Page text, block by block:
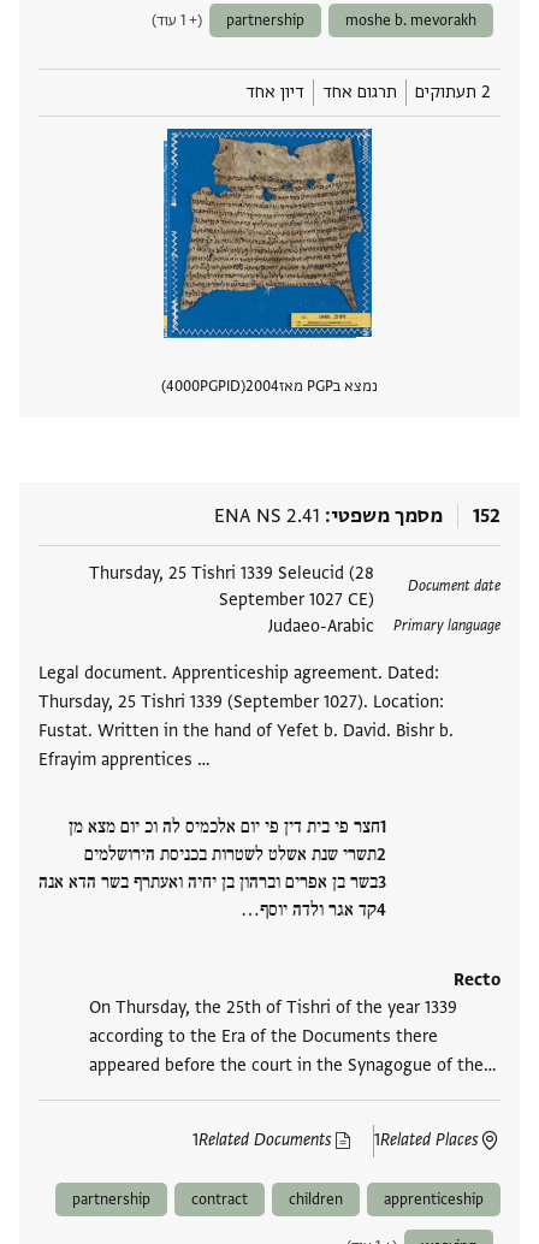
moshe b. mevorakh
partnership (+ 1 עוד)
2 תעתוקים תרגום אחד דיון אחד
נמצא בPGP מאז 2004
PGPID
4000
152 מסמך משפטי ENA NS 2.41
Document date
Thursday, 25 Tishri 1339 Seleucid (28
September 1027 CE)
Primary language
Judaeo-Arabic
Legal document. Apprenticeship agreement. Dated:
Thursday, 25 Tishri 1339 (September 1027). Location:
Fustat. Written in the hand of Yefet b. David. Bishr b.
Efrayim apprentices …
חצר פי בית דין פי יום אלכמיס לה וכ יום מצא מן
תשרי שנת אשלט לשטרות בכניסת הירושלמים
בשר בן אפרים וברהון בן יחיה ואעתרף בשר הדא אנה
קד אגר ולדה יוסף‮…
Recto
On Thursday, the 25th of Tishri of the year 1339
according to the Era of the Documents there
appeared before the court in the Synagogue of the‮…
Related Places
1
Related Documents
1
apprenticeship
children
contract
partnership